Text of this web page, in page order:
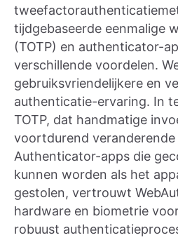
tijdgebaseerde eenmalige
(TOTP) en authenticator-
verschillende voordelen.
gebruiksvriendelijkere en
authenticatie-ervaring. In
TOTP, dat handmatige
voortdurend
Authenticator-apps die
kunnen worden als het
gestolen, vertrouwt
hardware en biometrie
robuust